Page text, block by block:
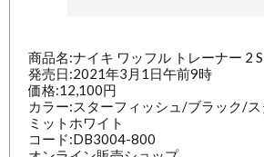
商品名:ナイキ ワッフル トレーナー 2
発売日:2021年3月1日午前9時
価格:12,100円
カラー:スターフィッシュ/ブラック/
ミットホワイト
コード:DB3004-800